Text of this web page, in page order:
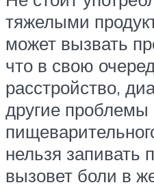
тяжелыми
может вызвать
что в свою
расстройство,
другие проблемы
нельзя запивать
вызовет боли в